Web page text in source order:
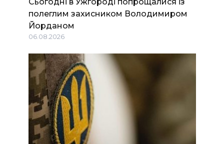
полеглим захисником Володимиром
Йорданом
06.08.2026